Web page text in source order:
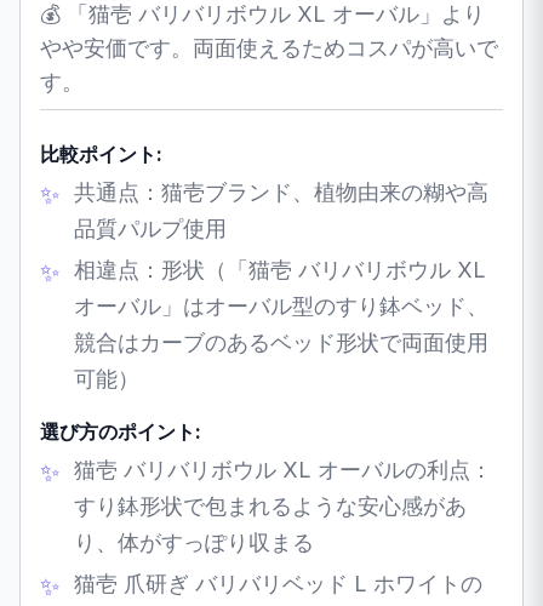
💰 「猫壱 バリバリボウル XL オーバル」より
やや安価です。両面使えるためコスパが高いで
す。
比較ポイント:
共通点：猫壱ブランド、植物由来の糊や高
品質パルプ使用
相違点：形状（「猫壱 バリバリボウル XL
オーバル」はオーバル型のすり鉢ベッド、
競合はカーブのあるベッド形状で両面使用
可能）
選び方のポイント:
猫壱 バリバリボウル XL オーバルの利点：
すり鉢形状で包まれるような安心感があ
り、体がすっぽり収まる
猫壱 爪研ぎ バリバリベッド L ホワイトの